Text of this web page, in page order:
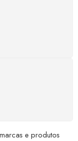
e produtos